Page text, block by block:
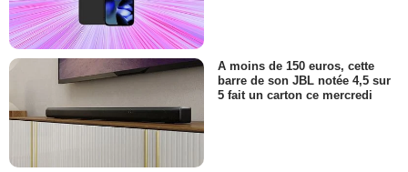
A moins de 150 euros, cette
barre de son JBL notée 4,5 sur
5 fait un carton ce mercredi